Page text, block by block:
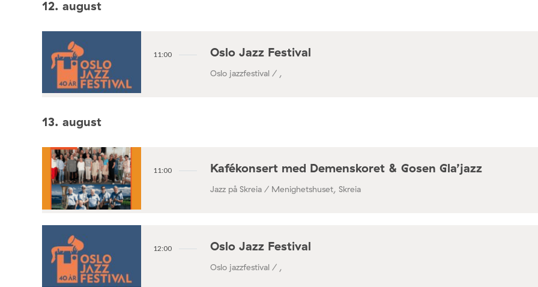
12. august
11:00 Oslo Jazz Festival
Oslo jazzfestival / ,
13. august
11:00 Kafékonsert med Demenskoret & Gosen Gla’jazz
Jazz på Skreia / Menighetshuset, Skreia
12:00 Oslo Jazz Festival
Oslo jazzfestival / ,